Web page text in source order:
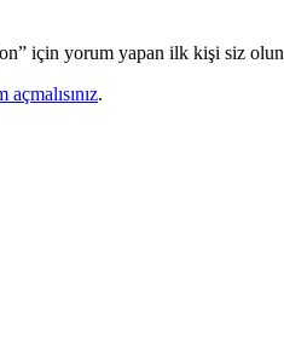
için yorum yapan ilk kişi siz olun
açmalısınız.